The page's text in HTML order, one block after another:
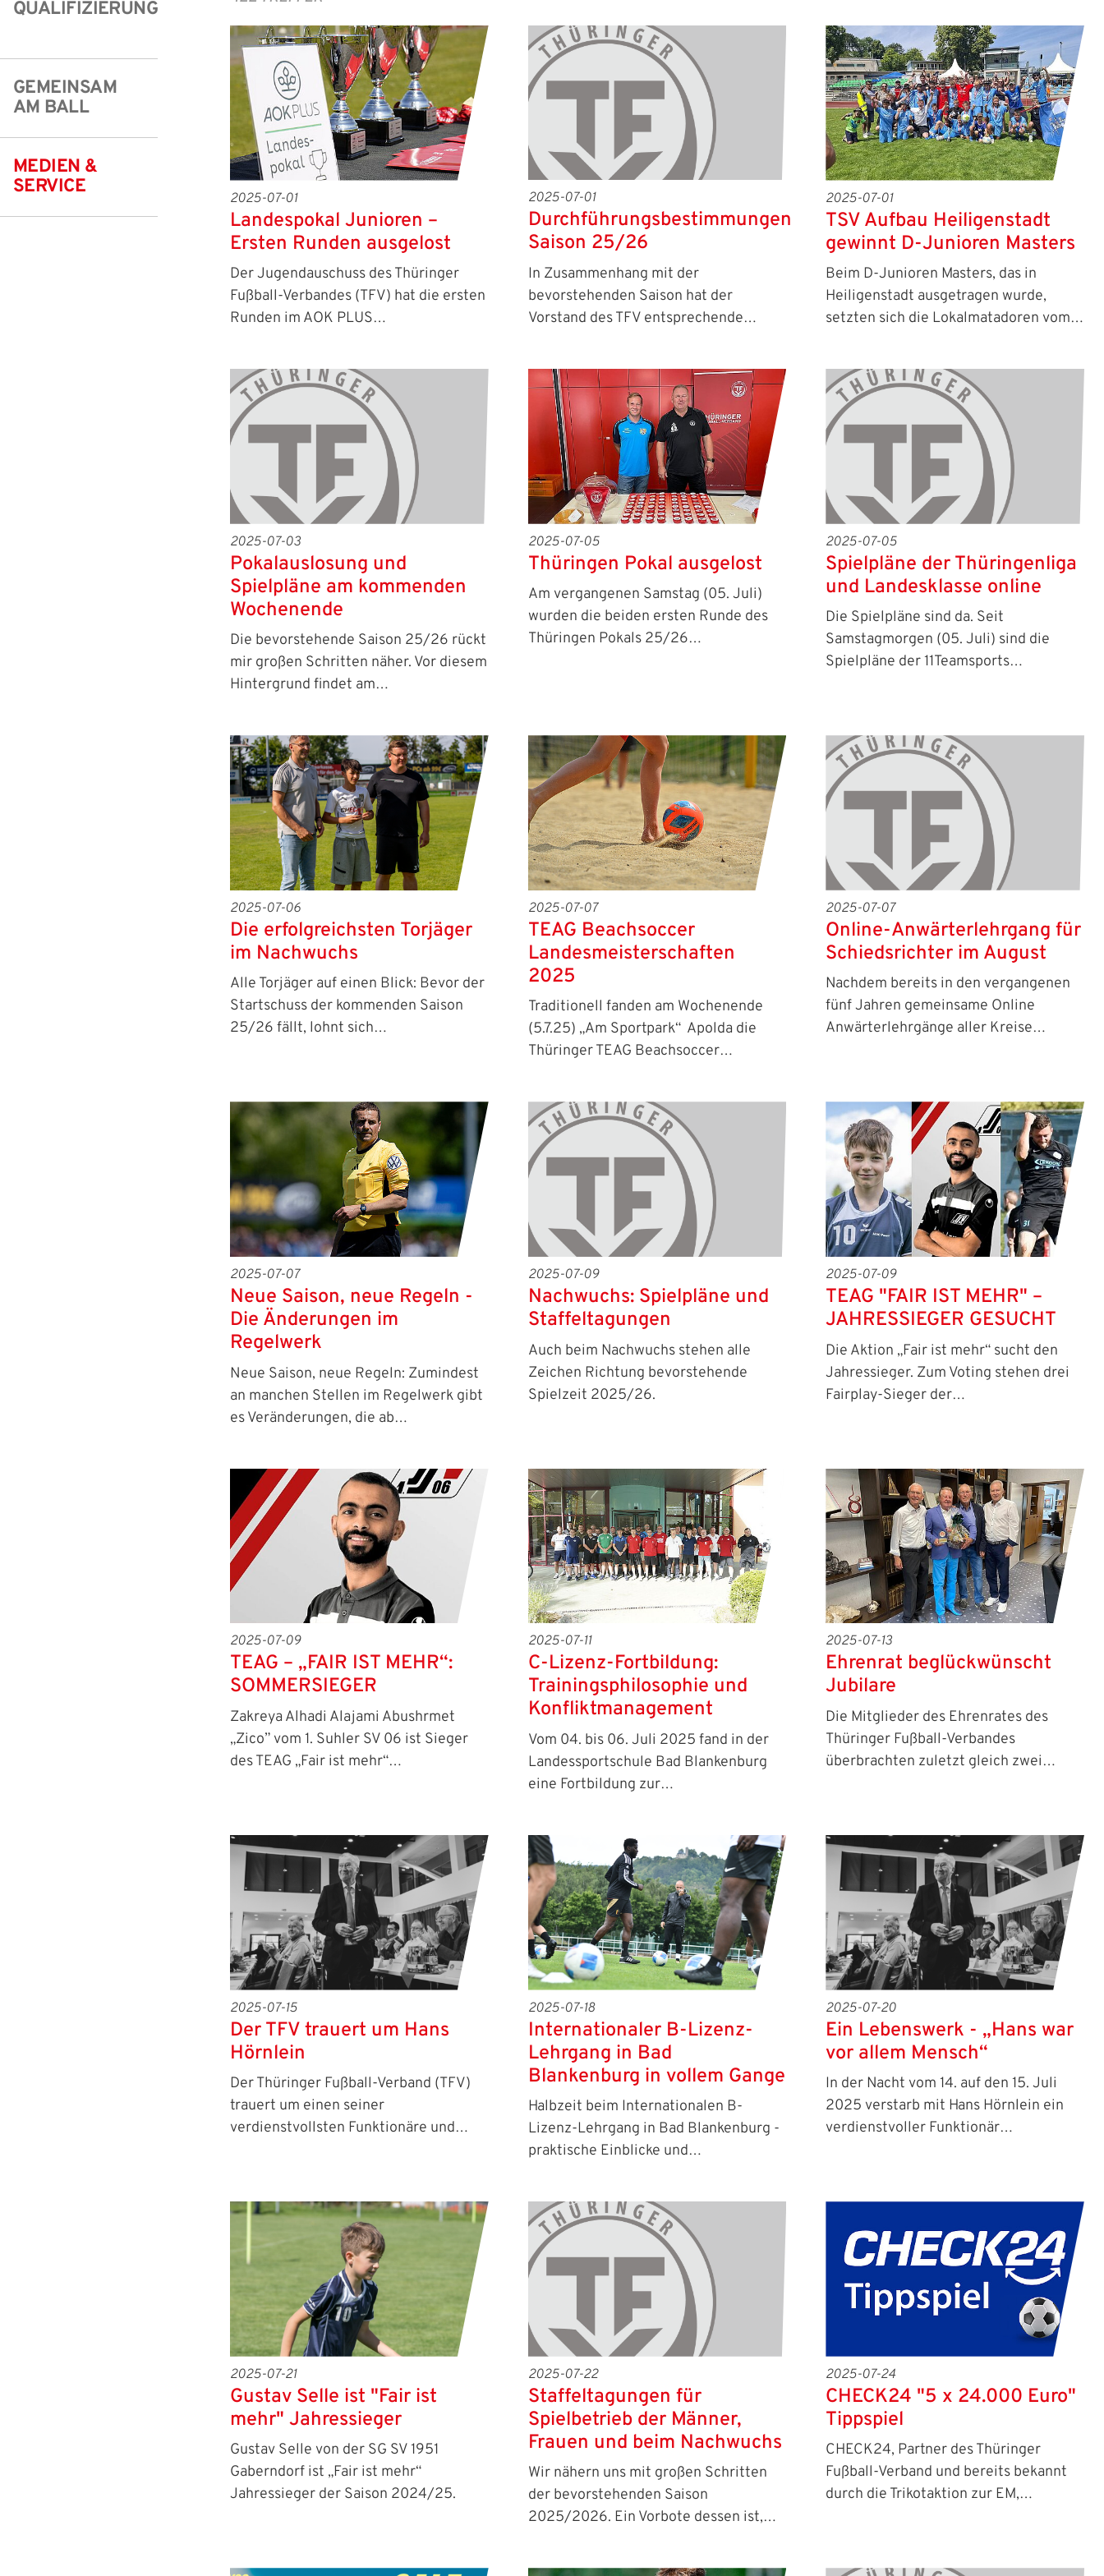
QUALIFIZIERUNG
GEMEINSAM
AM BALL
MEDIEN &
SERVICE
2025-07-01
Landespokal Junioren –
Ersten Runden ausgelost
Der Jugendauschuss des Thüringer
Fußball-Verbandes (TFV) hat die ersten
Runden im AOK PLUS…
2025-07-01
Durchführungsbestimmungen
Saison 25/26
In Zusammenhang mit der
bevorstehenden Saison hat der
Vorstand des TFV entsprechende…
2025-07-01
TSV Aufbau Heiligenstadt
gewinnt D-Junioren Masters
Beim D-Junioren Masters, das in
Heiligenstadt ausgetragen wurde,
setzten sich die Lokalmatadoren vom…
2025-07-03
Pokalauslosung und
Spielpläne am kommenden
Wochenende
Die bevorstehende Saison 25/26 rückt
mir großen Schritten näher. Vor diesem
Hintergrund findet am…
2025-07-05
Thüringen Pokal ausgelost
Am vergangenen Samstag (05. Juli)
wurden die beiden ersten Runde des
Thüringen Pokals 25/26…
2025-07-05
Spielpläne der Thüringenliga
und Landesklasse online
Die Spielpläne sind da. Seit
Samstagmorgen (05. Juli) sind die
Spielpläne der 11Teamsports…
2025-07-06
Die erfolgreichsten Torjäger
im Nachwuchs
Alle Torjäger auf einen Blick: Bevor der
Startschuss der kommenden Saison
25/26 fällt, lohnt sich…
2025-07-07
TEAG Beachsoccer
Landesmeisterschaften
2025
Traditionell fanden am Wochenende
(5.7.25) „Am Sportpark“ Apolda die
Thüringer TEAG Beachsoccer…
2025-07-07
Online-Anwärterlehrgang für
Schiedsrichter im August
Nachdem bereits in den vergangenen
fünf Jahren gemeinsame Online
Anwärterlehrgänge aller Kreise…
2025-07-07
Neue Saison, neue Regeln -
Die Änderungen im
Regelwerk
Neue Saison, neue Regeln: Zumindest
an manchen Stellen im Regelwerk gibt
es Veränderungen, die ab…
2025-07-09
Nachwuchs: Spielpläne und
Staffeltagungen
Auch beim Nachwuchs stehen alle
Zeichen Richtung bevorstehende
Spielzeit 2025/26.
2025-07-09
TEAG "FAIR IST MEHR" –
JAHRESSIEGER GESUCHT
Die Aktion „Fair ist mehr“ sucht den
Jahressieger. Zum Voting stehen drei
Fairplay-Sieger der…
2025-07-09
TEAG – „FAIR IST MEHR“:
SOMMERSIEGER
Zakreya Alhadi Alajami Abushrmet
„Zico” vom 1. Suhler SV 06 ist Sieger
des TEAG „Fair ist mehr“…
2025-07-11
C-Lizenz-Fortbildung:
Trainingsphilosophie und
Konfliktmanagement
Vom 04. bis 06. Juli 2025 fand in der
Landessportschule Bad Blankenburg
eine Fortbildung zur…
2025-07-13
Ehrenrat beglückwünscht
Jubilare
Die Mitglieder des Ehrenrates des
Thüringer Fußball-Verbandes
überbrachten zuletzt gleich zwei…
2025-07-15
Der TFV trauert um Hans
Hörnlein
Der Thüringer Fußball-Verband (TFV)
trauert um einen seiner
verdienstvollsten Funktionäre und…
2025-07-18
Internationaler B-Lizenz-
Lehrgang in Bad
Blankenburg in vollem Gange
Halbzeit beim Internationalen B-
Lizenz-Lehrgang in Bad Blankenburg -
praktische Einblicke und…
2025-07-20
Ein Lebenswerk - „Hans war
vor allem Mensch“
In der Nacht vom 14. auf den 15. Juli
2025 verstarb mit Hans Hörnlein ein
verdienstvoller Funktionär…
2025-07-21
Gustav Selle ist "Fair ist
mehr" Jahressieger
Gustav Selle von der SG SV 1951
Gaberndorf ist „Fair ist mehr“
Jahressieger der Saison 2024/25.
2025-07-22
Staffeltagungen für
Spielbetrieb der Männer,
Frauen und beim Nachwuchs
Wir nähern uns mit großen Schritten
der bevorstehenden Saison
2025/2026. Ein Vorbote dessen ist,…
2025-07-24
CHECK24 "5 x 24.000 Euro"
Tippspiel
CHECK24, Partner des Thüringer
Fußball-Verband und bereits bekannt
durch die Trikotaktion zur EM,…
WEBSITE DURCHSUCHEN
IHRE LESEZEICHEN
Aktuelle Seite als Lesezeichen speichern
IHR LOGIN
Benutzeranmeldung
Bitte geben Sie Ihren Benutzernamen und Ihr Passwort ein, um sich an der Website anzumelden.
Anmelden
Benutzername:
Passwort:
Futsal
#siekickt
Tage des Mädchenfußballs
Länderspiele
Impressum